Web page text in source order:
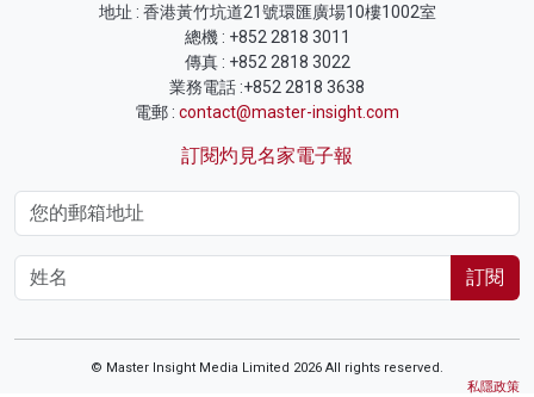
地址 : 香港黃竹坑道21號環匯廣場10樓1002室
總機 : +852 2818 3011
傳真 : +852 2818 3022
業務電話 :+852 2818 3638
電郵 : contact@master-insight.com
訂閱灼見名家電子報
訂閱
© Master Insight Media Limited 2026 All rights reserved.
私隱政策